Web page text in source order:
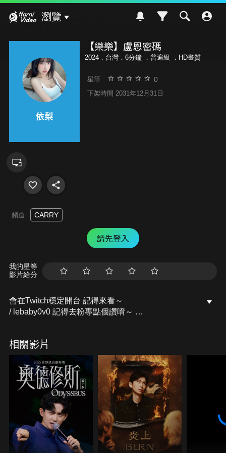
瀏覽
【樂樂】盧恩密碼
2024．台灣．6分鐘 ． 普遍級 ．HD畫質
星等 0
下架時間 2031年12月31日
頻道 CARRY
請先登入
我的星等
影片給分
會在Twitch穩定開台 記得來看～
/ lebaby0v0 記得去粉專點個讚唷～
/ lebaby0v0 Instagram：lebaby0v0
/ lebaby0v0 本頻道授權相關請洽詢：
littlefish@mesports.com.tw
若非此窗口授權，一律概不承認。
業務合作請洽：san710501@mesports.com.tw
相關影片